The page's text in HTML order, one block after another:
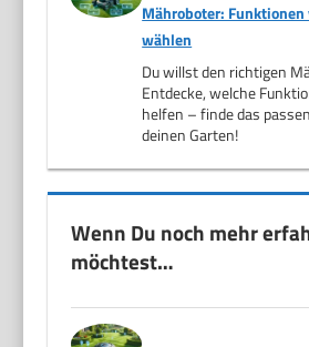
Mähroboter:
wählen
Du willst den richtigen
Entdecke, welche
helfen – finde das
deinen Garten!
Wenn Du noch mehr
möchtest…